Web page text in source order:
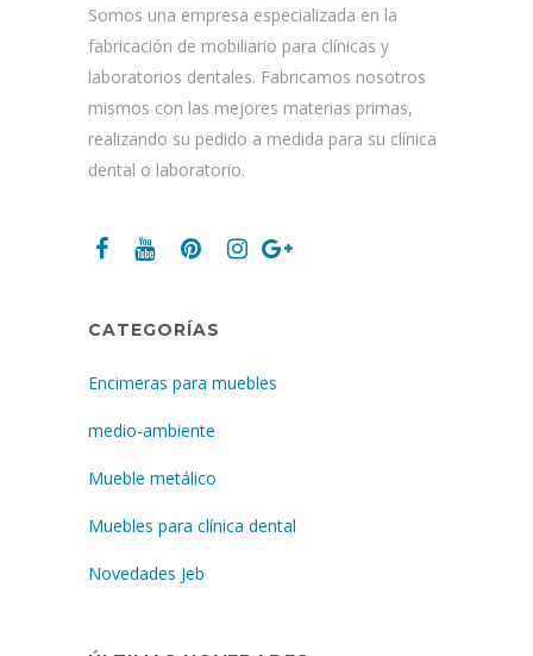
Somos una empresa especializada en la
fabricación de mobiliario para clínicas y
laboratorios dentales. Fabricamos nosotros
mismos con las mejores materias primas,
realizando su pedido a medida para su clínica
dental o laboratorio.
CATEGORÍAS
Encimeras para muebles
medio-ambiente
Mueble metálico
Muebles para clínica dental
Novedades Jeb